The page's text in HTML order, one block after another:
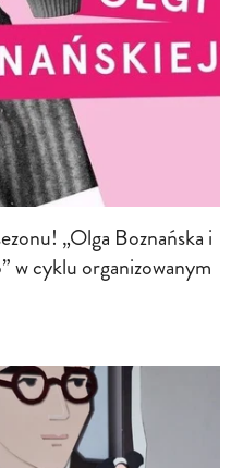
„Olga Boznańska i
w cyklu organizowanym